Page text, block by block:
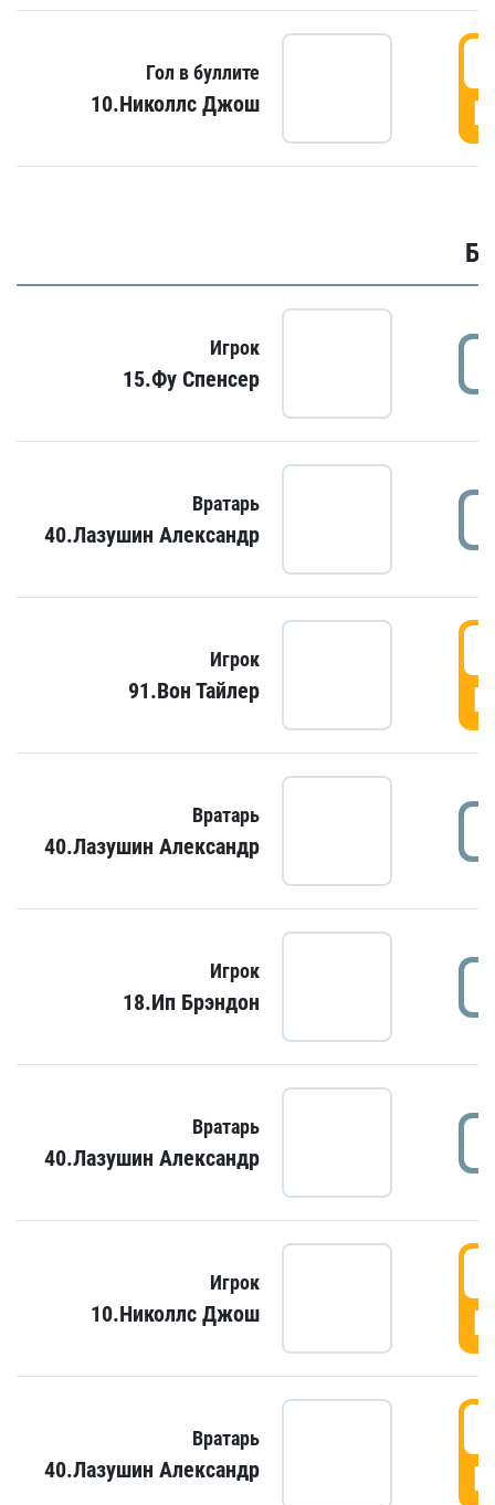
Гол в буллите
10.Николлс Джош
Игрок
15.Фу Спенсер
Вратарь
40.Лазушин Александр
Игрок
91.Вон Тайлер
Вратарь
40.Лазушин Александр
Игрок
18.Ип Брэндон
Вратарь
40.Лазушин Александр
Игрок
10.Николлс Джош
Вратарь
40.Лазушин Александр